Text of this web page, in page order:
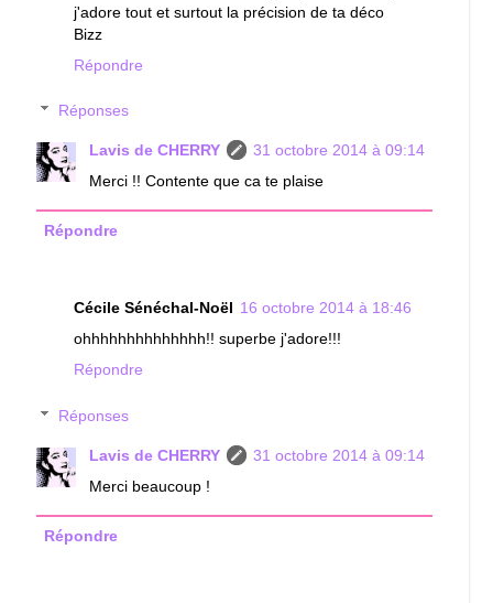
j'adore tout et surtout la précision de ta déco
Bizz
Répondre
Réponses
Lavis de CHERRY
31 octobre 2014 à 09:14
Merci !! Contente que ca te plaise
Répondre
Cécile Sénéchal-Noël 16 octobre 2014 à 18:46
ohhhhhhhhhhhhhh!! superbe j'adore!!!
Répondre
Réponses
Lavis de CHERRY
31 octobre 2014 à 09:14
Merci beaucoup !
Répondre